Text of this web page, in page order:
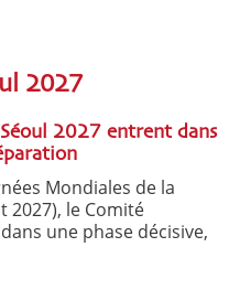
2027
2027 entrent dans
Mondiales de la
2027), le Comité
une phase décisive,